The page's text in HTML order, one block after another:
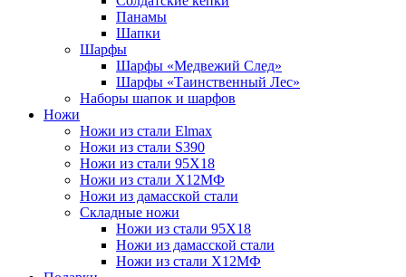
Панамы
Шапки
Шарфы
Шарфы «Медвежий След»
Шарфы «Таинственный Лес»
Наборы шапок и шарфов
Ножи
Ножи из стали Elmax
Ножи из стали S390
Ножи из стали 95X18
Ножи из стали Х12МФ
Ножи из дамасской стали
Складные ножи
Ножи из стали 95X18
Ножи из дамасской стали
Ножи из стали Х12МФ